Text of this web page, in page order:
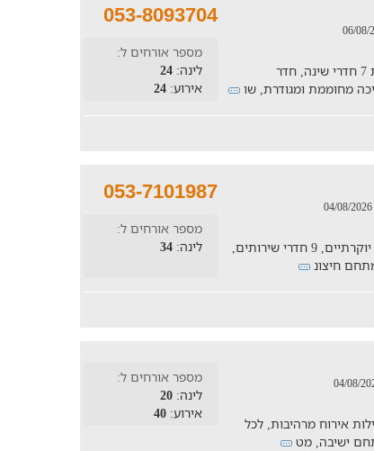
חופשה בוילה המתאימה לאירוח עד 24 איש וכוללת 7 חדרי שינה, חדר
053-8093704
מספר אורחים ל:
לינה:24
אירוע:24
|
וילה הכוללת 8 חדרי שינה מרשימים, 8 חדרי רחצה יוקרתיים, 9 חדרי שירותים,
חיצונ
053-7101987
מספר אורחים ל:
לינה:34
ליהנות ממתחם נופש מפנק בדרום, הכולל 2 וילות אירוח מרהיבות, לכל
ישיבה, מט
מספר אורחים ל:
לינה:20
אירוע:40